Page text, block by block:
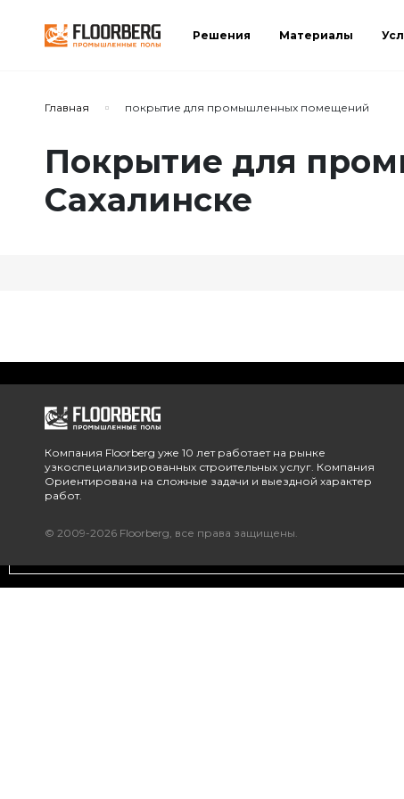
Решения Материалы
Главная покрытие для промышленных помещений
Покрытие для
Сахалинске
Компания Floorberg уже 10 лет работает на рынке
узкоспециализированных строительных услуг. Компания
Ориентирована на сложные задачи и выездной характер
работ.
© 2009-2026 Floorberg, все права защищены.